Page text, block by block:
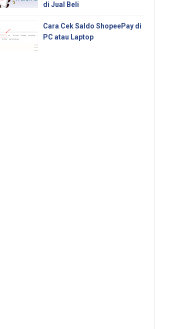
di Jual Beli
Cara Cek Saldo ShopeePay di
PC atau Laptop